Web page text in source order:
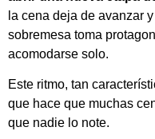
la cena deja de avanzar
sobremesa toma
acomodarse solo.
Este ritmo, tan
que hace que muchas
que nadie lo note.